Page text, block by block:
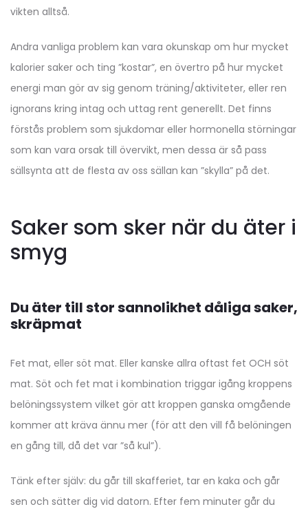
vikten alltså.
Andra vanliga problem kan vara okunskap om hur mycket
kalorier saker och ting ”kostar”, en övertro på hur mycket
energi man gör av sig genom träning/aktiviteter, eller ren
ignorans kring intag och uttag rent generellt. Det finns
förstås problem som sjukdomar eller hormonella störningar
som kan vara orsak till övervikt, men dessa är så pass
sällsynta att de flesta av oss sällan kan ”skylla” på det.
Saker som sker när du äter i
smyg
Du äter till stor sannolikhet dåliga saker,
skräpmat
Fet mat, eller söt mat. Eller kanske allra oftast fet OCH söt
mat. Söt och fet mat i kombination triggar igång kroppens
belöningssystem vilket gör att kroppen ganska omgående
kommer att kräva ännu mer (för att den vill få belöningen
en gång till, då det var ”så kul”).
Tänk efter själv: du går till skafferiet, tar en kaka och går
sen och sätter dig vid datorn. Efter fem minuter går du